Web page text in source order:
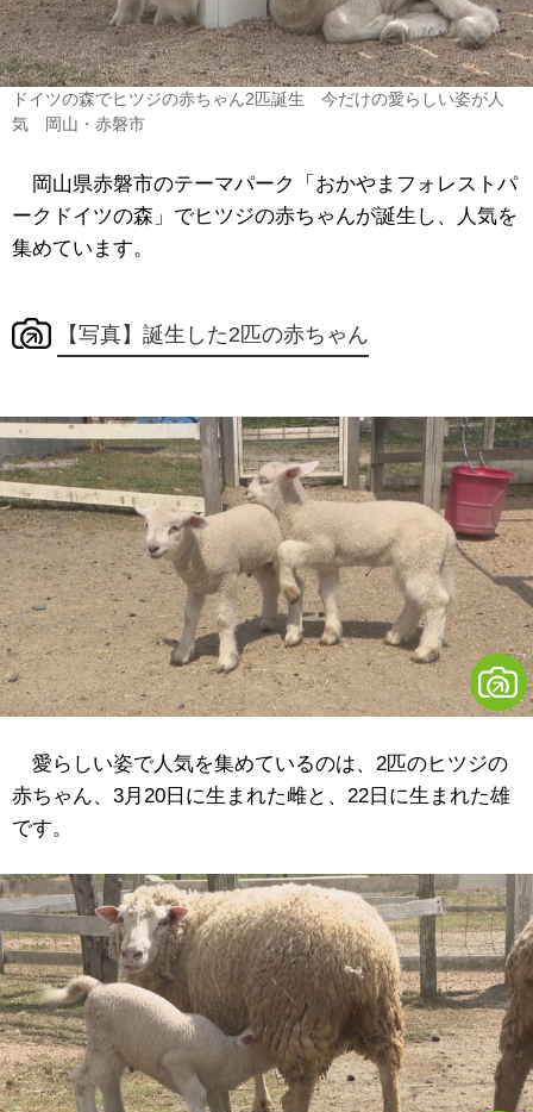
ドイツの森でヒツジの赤ちゃん2匹誕生 今だけの愛らしい姿が人
気 岡山・赤磐市
岡山県赤磐市のテーマパーク「おかやまフォレストパ
ークドイツの森」でヒツジの赤ちゃんが誕生し、人気を
集めています。
【写真】誕生した2匹の赤ちゃん
愛らしい姿で人気を集めているのは、2匹のヒツジの
赤ちゃん、3月20日に生まれた雌と、22日に生まれた雄
です。